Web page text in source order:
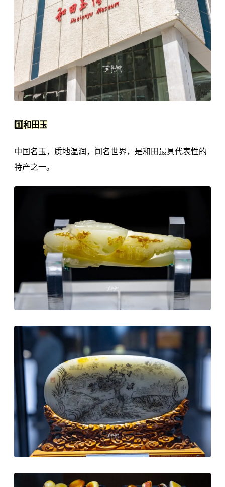
1️⃣和田玉
中国名玉，质地温润，闻名世界，是和田最具代表性的
特产之一。